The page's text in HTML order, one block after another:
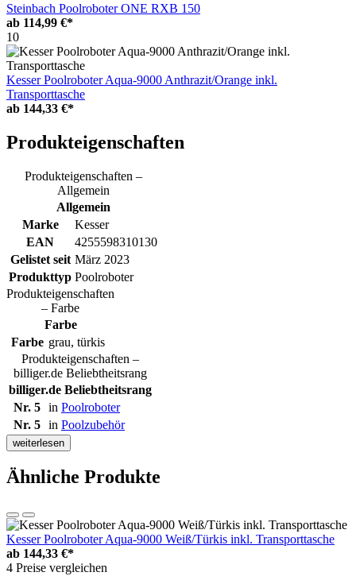
Steinbach Poolroboter ONE RXB 150
ab 114,99 €*
10
Kesser Poolroboter Aqua-9000 Anthrazit/Orange inkl.
Transporttasche
ab 144,33 €*
Produkteigenschaften
Produkteigenschaften –
Allgemein
Allgemein
Marke
Kesser
EAN
4255598310130
Gelistet seit März 2023
Produkttyp Poolroboter
Produkteigenschaften
– Farbe
Farbe
Farbe grau, türkis
Produkteigenschaften –
billiger.de Beliebtheitsrang
billiger.de Beliebtheitsrang
Nr. 5 in Poolroboter
Nr. 5 in Poolzubehör
weiterlesen
Ähnliche Produkte
Kesser Poolroboter Aqua-9000 Weiß/Türkis inkl. Transporttasche
ab 144,33 €*
4 Preise vergleichen